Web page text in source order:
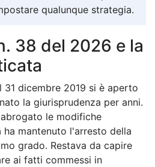
qualunque strategia.
38 del 2026 e la
31 dicembre 2019 si è aperto
la giurisprudenza per anni.
le modifiche
mantenuto l'arresto della
grado. Restava da capire
ai fatti commessi in